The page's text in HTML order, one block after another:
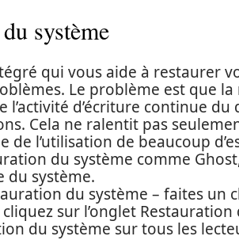
système
qui vous aide à restaurer
Le problème est que
l’activité d’écriture continue
Cela ne ralentit pas
de l’utilisation de beaucoup
du système comme
du système.
du système – faites un
sur l’onglet
du système sur tous les